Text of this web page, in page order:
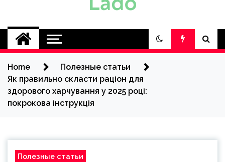
lado.kh.ua
Home
Полезные статьи
Як правильно скласти раціон для
здорового харчування у 2025 році:
покрокова інструкція
Полезные статьи